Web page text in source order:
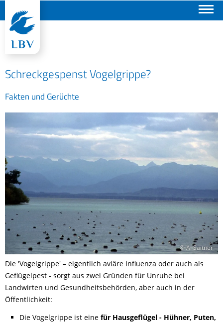
Schreckgespenst Vogelgrippe?
Fakten und Gerüchte
© A. Saitner
Die 'Vogelgrippe' – eigentlich aviäre Influenza oder auch als
Geflügelpest - sorgt aus zwei Gründen für Unruhe bei
Landwirten und Gesundheitsbehörden, aber auch in der
Öffentlichkeit:
Die Vogelgrippe ist eine für Hausgeflügel - Hühner, Puten,